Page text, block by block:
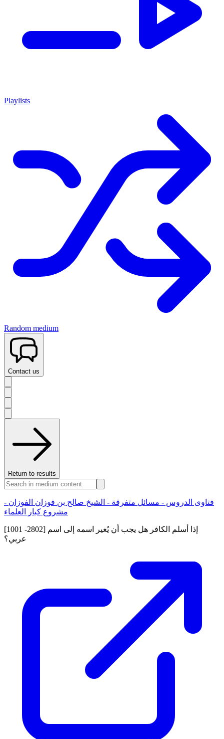
Playlists
Random medium
Contact us
Return to results
فتاوى الدروس - مسائل متفرقة - الشيخ صالح بن فوزان الفوزان -
مشروع كبار العلماء
[1001 -2802] إذا أسلم الكافر هل يجب أن يُغير اسمه إلى اسم
عربي؟